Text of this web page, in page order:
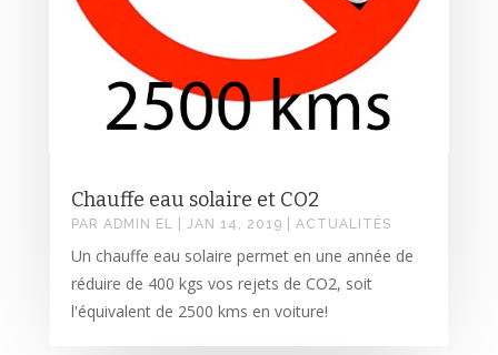
Chauffe eau solaire et CO2
PAR ADMIN EL JAN 14, 2019 ACTUALITÉS
Un chauffe eau solaire permet en une année de
réduire de 400 kgs vos rejets de CO2, soit
l'équivalent de 2500 kms en voiture!